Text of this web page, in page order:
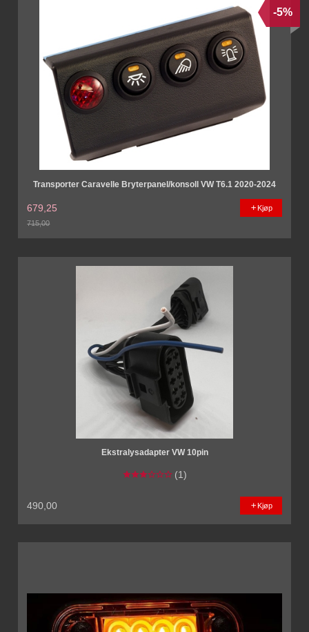
Transporter Caravelle Bryterpanel/konsoll VW T6.1 2020-2024
679,25
715,00
-5%
Kjøp
Ekstralysadapter VW 10pin
(1)
490,00 Kjøp